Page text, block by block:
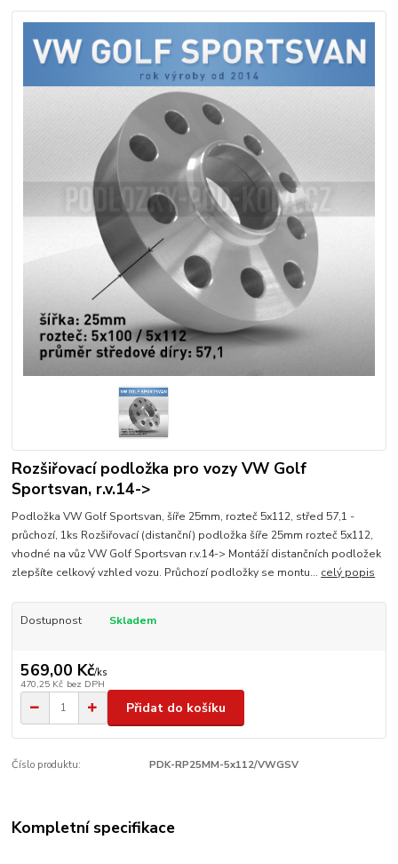
Rozšiřovací podložka pro vozy VW Golf
Sportsvan, r.v.14->
Podložka VW Golf Sportsvan, šíře 25mm, rozteč 5x112, střed 57,1 -
průchozí, 1ks Rozšiřovací (distanční) podložka šíře 25mm rozteč 5x112,
vhodné na vůz VW Golf Sportsvan r.v.14-> Montáží distančních podložek
zlepšíte celkový vzhled vozu. Průchozí podložky se montu... celý popis
Dostupnost Skladem
569,00 Kč/ks
470,25 Kč bez DPH
Přidat do košíku
Číslo produktu: PDK-RP25MM-5x112/VWGSV
Kompletní specifikace